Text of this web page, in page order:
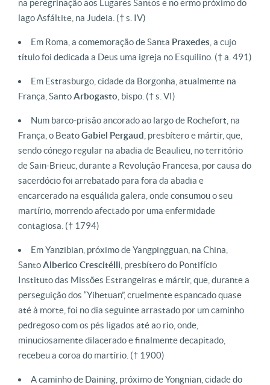
na peregrinação aos Lugares Santos e no ermo próximo do
lago Asfáltite, na Judeia. († s. IV)
Em Roma, a comemoração de Santa Praxedes , a cujo
título foi dedicada a Deus uma igreja no Esquilino. († a. 491)
Em Estrasburgo, cidade da Borgonha, atualmente na
França, SantoArbogasto , bispo. († s. VI)
Num barco-prisão ancorado ao largo de Rochefort, na
França, o BeatoGabiel Pergaud , presbítero e mártir, que,
sendo cónego regular na abadia de Beaulieu, no território
de Sain-Brieuc, durante a Revolução Francesa, por causa do
sacerdócio foi arrebatado para fora da abadia e
encarcerado na esquálida galera, onde consumou o seu
martírio, morrendo afectado por uma enfermidade
contagiosa. († 1794)
Em Yanzibian, próximo de Yangpingguan, na China,
SantoAlberico Crescitélli , presbítero do Pontifício
Instituto das Missões Estrangeiras e mártir, que, durante a
perseguição dos “Yihetuan”, cruelmente espancado quase
até à morte, foi no dia seguinte arrastado por um caminho
pedregoso com os pés ligados até ao rio, onde,
minuciosamente dilacerado e finalmente decapitado,
recebeu a coroa do martírio. († 1900)
A caminho de Daining, próximo de Yongnian, cidade do